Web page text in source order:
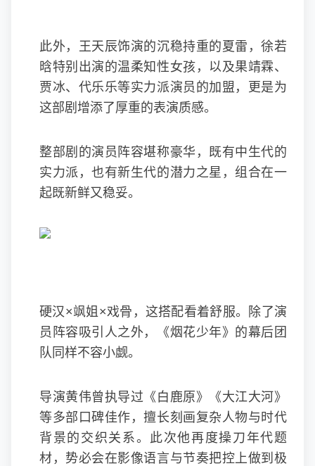
此外，王天辰饰演的沉稳持重的夏雷，徐若
晗特别出演的温柔知性女孩，以及果靖霖、
贾冰、代乐乐等实力派演员的加盟，更是为
这部剧增添了厚重的表演质感。
整部剧的演员阵容堪称豪华，既有中生代的
实力派，也有新生代的潜力之星，组合在一
起既新鲜又稳妥。
硬汉×飒姐×戏骨，这搭配看着舒服。除了演
员阵容吸引人之外，《烟花少年》的幕后团
队同样不容小觑。
导演黄伟曾执导过《白鹿原》《大江大河》
等多部口碑佳作，擅长刻画复杂人物与时代
背景的交织关系。此次他再度操刀年代题
材，势必会在影像语言与节奏把控上做到极